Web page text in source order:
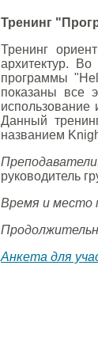
Тренинг
Тренинг
архитектур.
программы
показаны все
Данный
названием
руководитель
Время и место
Анкета для